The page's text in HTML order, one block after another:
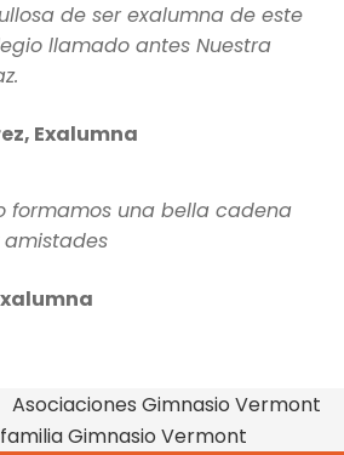
de ser exalumna de este
llamado antes Nuestra
Exalumna
formamos una bella cadena
Asociaciones Gimnasio Vermont
Gimnasio Vermont